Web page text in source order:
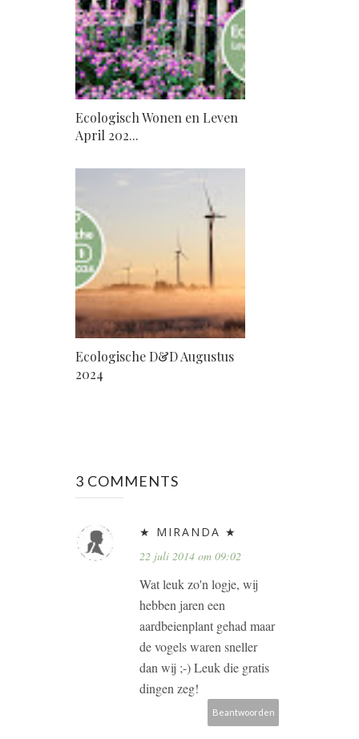
Ecologisch Wonen en Leven
April 202...
Ecologische D&D Augustus
2024
3 COMMENTS
★ MIRANDA ★
22 juli 2014 om 09:02
Wat leuk zo'n logje, wij
hebben jaren een
aardbeienplant gehad maar
de vogels waren sneller
dan wij ;-) Leuk die gratis
dingen zeg!
Beantwoorden